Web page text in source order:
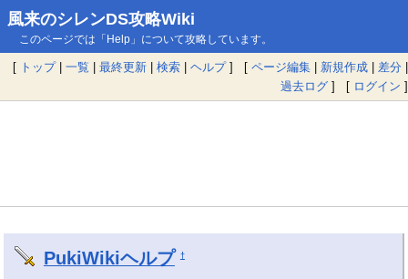
風来のシレンDS攻略Wiki
このページでは「Help」について攻略しています。
[ トップ| 一覧 | 最終更新 | 検索 | ヘルプ] [ ページ編集 | 新規作成 | 差分 |
過去ログ ] [ ログイン ]
PukiWikiヘルプ †